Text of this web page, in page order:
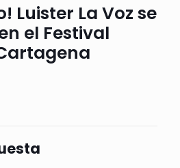
Luister La Voz se
el Festival